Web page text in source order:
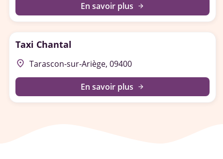
En savoir plus arrow_forward
Taxi Chantal
place Tarascon-sur-Ariège, 09400
En savoir plus arrow_forward